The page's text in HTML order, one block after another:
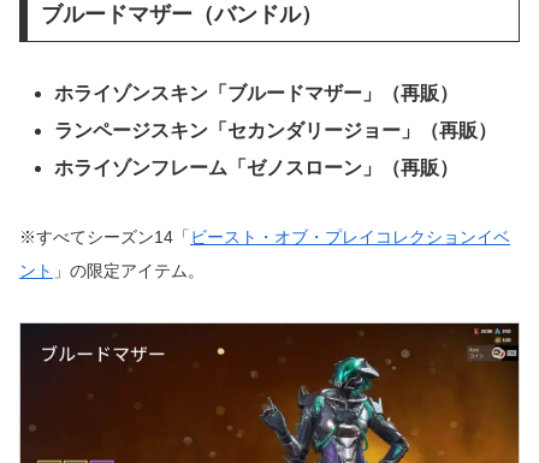
ブルードマザー（バンドル）
ホライゾンスキン「ブルードマザー」（再販）
ランページスキン「セカンダリージョー」（再販）
ホライゾンフレーム「ゼノスローン」（再販）
※すべてシーズン14「 ビースト・オブ・プレイコレクションイベ
ント 」の限定アイテム。